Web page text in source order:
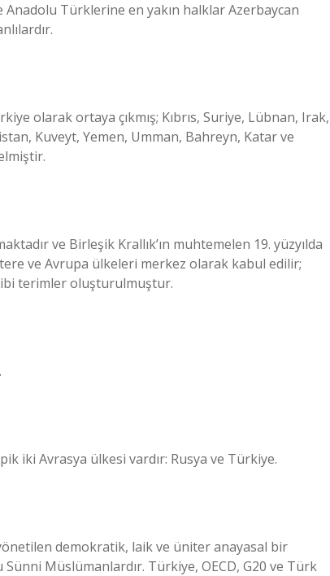
Türklerine en yakın halklar Azerbaycan
olarak ortaya çıkmış; Kıbrıs, Suriye, Lübnan, Irak,
Kuveyt, Yemen, Umman, Bahreyn, Katar ve
ve Birleşik Krallık’ın muhtemelen 19. yüzyılda
ve Avrupa ülkeleri merkez olarak kabul edilir;
terimler oluşturulmuştur.
iki Avrasya ülkesi vardır: Rusya ve Türkiye.
demokratik, laik ve üniter anayasal bir
Müslümanlardır. Türkiye, OECD, G20 ve Türk